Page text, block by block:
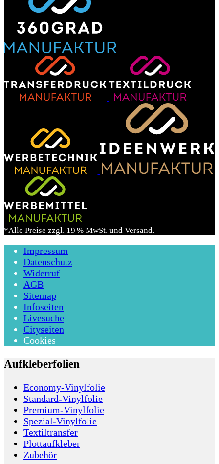
*Alle Preise zzgl. 19 % MwSt. und Versand.
Impressum
Datenschutz
Widerruf
AGB
Sitemap
Infoseiten
Livesuche
Cityseiten
Cookies
Aufkleberfolien
Economy-Vinylfolie
Standard-Vinylfolie
Premium-Vinylfolie
Spezial-Vinylfolie
Textiltransfer
Plottaufkleber
Zubehör